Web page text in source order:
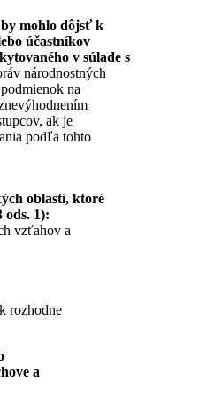
by mohlo dôjsť k
účastníkov
v súlade s
národnostných
na
ak je
podľa tohto
oblastí, ktoré
ods. 1):
vzťahov a
rozhodne
a